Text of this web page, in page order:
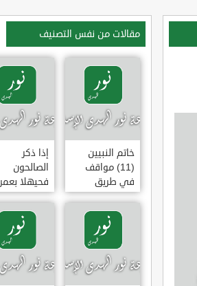
مقالات من نفس التصنيف
خاتم النبيين
(11) مواقف
في طريق
الهجرة
إذا ذكر
الصالحون
فحيهلا بعمر
(خطبة)